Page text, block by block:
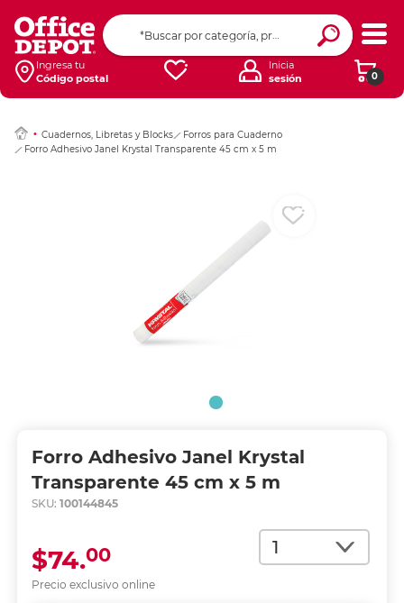
Ingresa tu
Código postal
0
Inicia
sesión
Cuadernos, Libretas y Blocks
Forros para Cuaderno
Forro Adhesivo Janel Krystal Transparente 45 cm x 5 m
Forro Adhesivo Janel Krystal
Transparente 45 cm x 5 m
SKU: 100144845
Cantidad
Precio exclusivo online
$74.00
Ingresar Codigo